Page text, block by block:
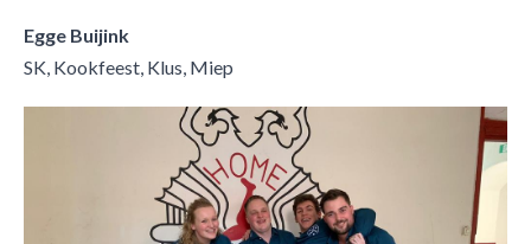
Egge Buijink
SK, Kookfeest, Klus, Miep